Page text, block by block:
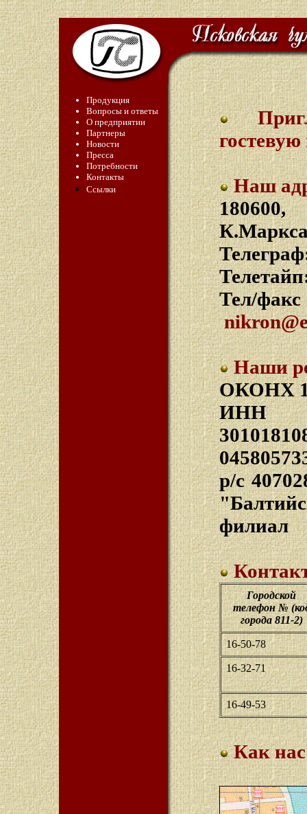
Продукция
Вопросы и ответы
О предприятии
Партнеры
Новости
Пресса
Потребности
Контакты
Ссылки
Наш
Тел/
Наши
ОКОНХ
ИНН
р/с
филиал
Городской
телефон №
города 811-2)
16-50-78
16-32-71
16-49-53
Как нас